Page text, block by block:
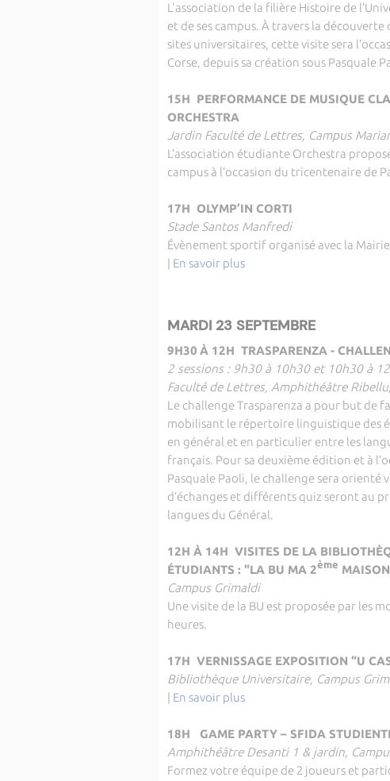
L'association de la filière Histoire de
et de ses campus. À travers la
sites universitaires, cette visite sera
Corse, depuis sa création sous Pasquale
15H PERFORMANCE DE MUSIQUE
ORCHESTRA
Jardin Faculté de Lettres, Campus
L’association étudiante Orchestra
campus à l’occasion du tricentenaire de
17H OLYMP’IN CORTI
Stade Santos Manfredi
Évènement sportif organisé avec la
En savoir plus
MARDI 23 SEPTEMBRE
9H30 À 12H TRASPARENZA -
2 sessions : 9h30 à 10h30 et 10h30 à
Faculté de Lettres, Amphithéâtre
Le challenge Trasparenza a pour but de
mobilisant le répertoire linguistique des
en général et en particulier entre les
français. Pour sa deuxième édition et à
Pasquale Paoli, le challenge sera orienté
d’échanges et différents quiz seront au
langues du Général.
12H À 14H VISITES DE LA
ÉTUDIANTS : "LA BU MA 2ème
Campus Grimaldi
Une visite de la BU est proposée par les
heures.
17H VERNISSAGE EXPOSITION “U
Bibliothèque Universitaire, Campus
En savoir plus
18H GAME PARTY – SFIDA
Amphithéâtre Desanti 1 & jardin,
Formez votre équipe de 2 joueurs et